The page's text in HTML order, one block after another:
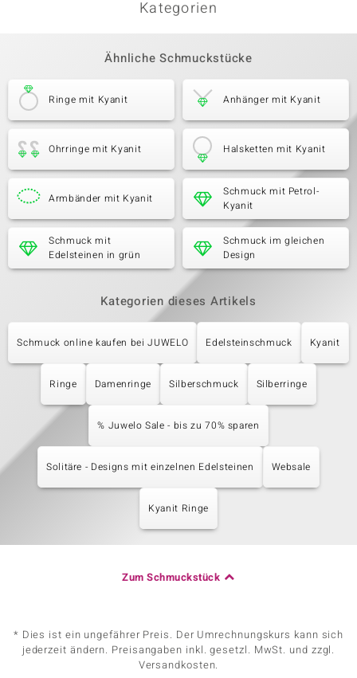
Kategorien
Ähnliche Schmuckstücke
Ringe mit Kyanit Anhänger mit Kyanit
Ohrringe mit Kyanit Halsketten mit Kyanit
Armbänder mit Kyanit
Schmuck mit Petrol-
Kyanit
Schmuck mit
Edelsteinen in grün
Schmuck im gleichen
Design
Kategorien dieses Artikels
Schmuck online kaufen bei JUWELO Edelsteinschmuck Kyanit
Ringe Damenringe Silberschmuck Silberringe
% Juwelo Sale - bis zu 70% sparen
Solitäre - Designs mit einzelnen Edelsteinen Websale
Kyanit Ringe
Zum Schmuckstück
* Dies ist ein ungefährer Preis. Der Umrechnungskurs kann sich
jederzeit ändern. Preisangaben inkl. gesetzl. MwSt. und zzgl.
Versandkosten.